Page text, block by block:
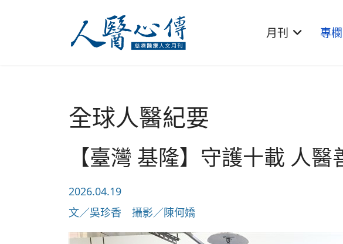
月刊 專欄
全球人醫紀要
【臺灣 基隆】守護十載 人
2026.04.19
文／吳珍香 攝影／陳何嬌